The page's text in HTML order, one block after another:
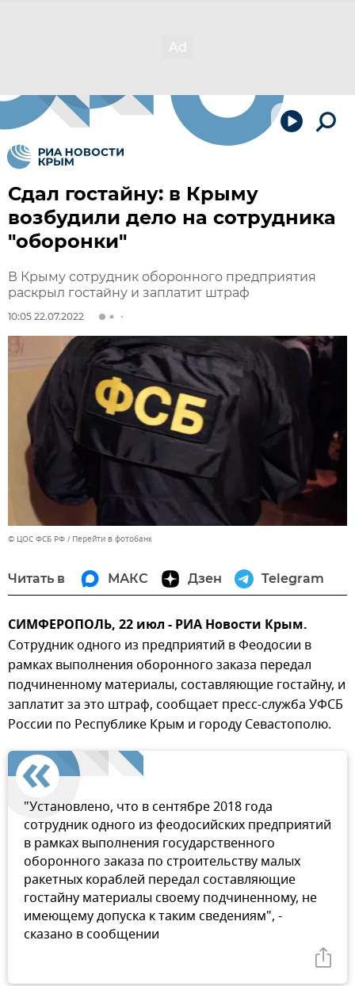
Сдал гостайну: в Крыму
возбудили дело на сотрудника
"оборонки"
В Крыму сотрудник оборонного предприятия
раскрыл гостайну и заплатит штраф
10:05 22.07.2022
© ЦОС ФСБ РФ Перейти в фотобанк
Читать в МАКС Дзен Telegram
СИМФЕРОПОЛЬ, 22 июл - РИА Новости Крым.
Сотрудник одного из предприятий в Феодосии в
рамках выполнения оборонного заказа передал
подчиненному материалы, составляющие гостайну, и
заплатит за это штраф, сообщает пресс-служба УФСБ
России по Республике Крым и городу Севастополю.
"Установлено, что в сентябре 2018 года
сотрудник одного из феодосийских предприятий
в рамках выполнения государственного
оборонного заказа по строительству малых
ракетных кораблей передал составляющие
гостайну материалы своему подчиненному, не
имеющему допуска к таким сведениям", -
сказано в сообщении